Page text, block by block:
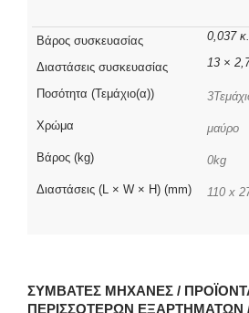
Βάρος συσκευασίας 0,037 κ.
Διαστάσεις συσκευασίας 13 ×
Ποσότητα (Τεμάχιο(α))
Χρώμα μαύρο
Βάρος (kg) 0kg
Διαστάσεις (L × W × H) (mm) 110 x
ΣΥΜΒΑΤΈΣ ΜΗΧΑΝΈΣ /
ΠΕΡΙΣΣΌΤΕΡΩΝ ΕΞΑΡΤΗΜΆΤΩΝ